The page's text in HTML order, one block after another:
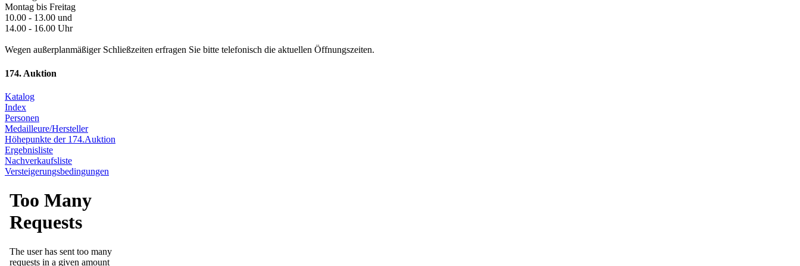
Montag bis Freitag
10.00 - 13.00 und
14.00 - 16.00 Uhr
Wegen außerplanmäßiger Schließzeiten erfragen Sie bitte telefonisch die aktuellen Öffnungszeiten.
174. Auktion
Katalog
Index
Personen
Medailleure/Hersteller
Höhepunkte der 174.Auktion
Ergebnisliste
Nachverkaufsliste
Versteigerungsbedingungen